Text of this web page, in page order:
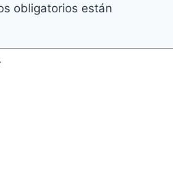
obligatorios están